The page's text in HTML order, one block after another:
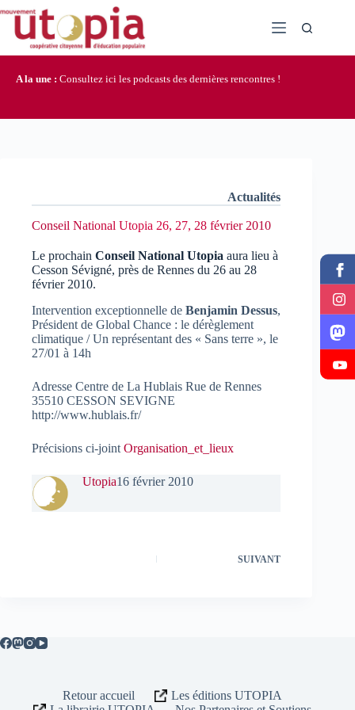
contenu
A la une : Consultez ici les podcasts des dernières rencontres !
Actualités
Conseil National Utopia 26, 27, 28 février 2010
Le prochain Conseil National Utopia aura lieu à
Cesson Sévigné, près de Rennes du 26 au 28
février 2010.
Intervention exceptionnelle de Benjamin Dessus,
Président de Global Chance : le dérèglement
climatique / Un représentant des « Sans terre », le
27/01 à 14h
Adresse Centre de La Hublais Rue de Rennes
35510 CESSON SEVIGNE
http://www.hublais.fr/
Précisions ci-joint Organisation_et_lieux
Utopia16 février 2010
SUIVANT
Retour accueil
Les éditions UTOPIA